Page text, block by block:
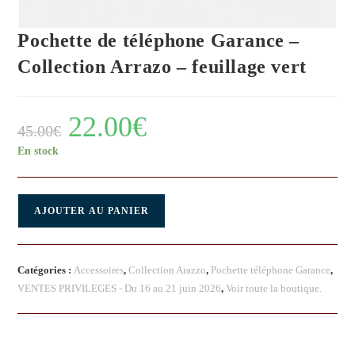
Pochette de téléphone Garance –
Collection Arrazo – feuillage vert
45.00€ 22.00€
En stock
AJOUTER AU PANIER
Catégories :Accessoires,Collection Arazzo, Pochette téléphone Garance,
VENTES PRIVILEGES - Du 16 au 21 juin 2026,Voir toute la boutique.